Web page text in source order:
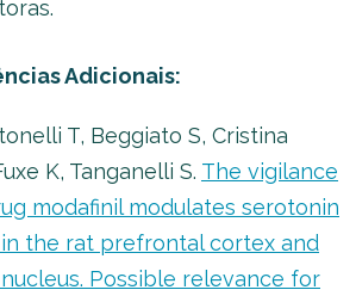
Adicionais:
T, Beggiato S, Cristina
K, Tanganelli S. The vigilance
modafinil modulates serotonin
the rat prefrontal cortex and
Possible relevance for